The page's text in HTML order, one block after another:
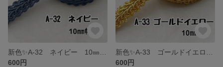
600円
600円